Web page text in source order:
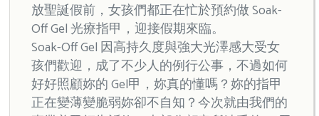
放聖誕假前，女孩們都正在忙於預約做 Soak-
Off Gel 光療指甲，迎接假期來臨。
Soak-Off Gel 因高持久度與強大光澤感大受女
孩們歡迎，成了不少人的例行公事，不過如何
好好照顧妳的 Gel甲，妳真的懂嗎？妳的指甲
正在變薄變脆弱妳卻不自知？今次就由我們的